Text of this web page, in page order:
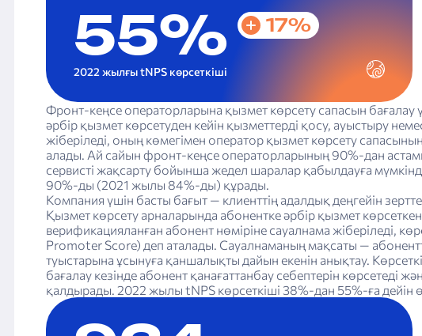
55% 17%
2022 жылғы tNPS көрсеткіші
Фронт-кеңсе операторларына қызмет көрсету сапасын бағалау
әрбір қызмет көрсетуден кейін қызметтерді қосу, ауыстыру
жіберіледі, оның көмегімен оператор қызмет көрсету
алады. Ай сайын фронт-кеңсе операторларының 90%-дан
сервисті жақсарту бойынша жедел шаралар қабылдауға
90%-ды (2021 жылы 84%-ды) құрады.
Компания үшін басты бағыт — клиенттің адалдық деңгейін
Қызмет көрсету арналарында абонентке әрбір қызмет
верификацияланған абонент нөміріне сауалнама жіберіледі,
Promoter Score) деп аталады. Сауалнаманың мақсаты —
туыстарына ұсынуға қаншалықты дайын екенін анықтау.
бағалау кезінде абонент қанағаттанбау себептерін көрсетеді
қалдырады. 2022 жылы tNPS көрсеткіші 38%-дан 55%-ға дейін